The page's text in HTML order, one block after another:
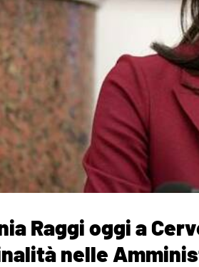
Raggi oggi a
nelle